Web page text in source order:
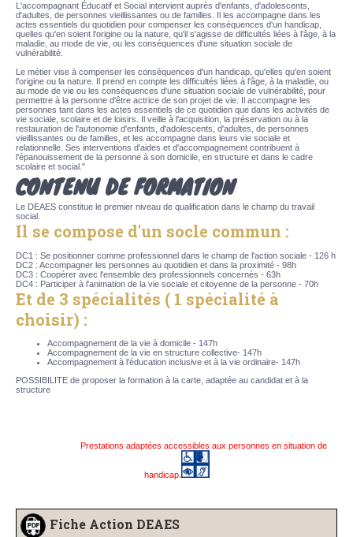
L'accompagnant Éducatif et Social intervient auprès d'enfants, d'adolescents,
d'adultes, de personnes vieillissantes ou de familles. Il les accompagne dans les
actes essentiels du quotidien pour compenser les conséquences d'un handicap,
quelles qu'en soient l'origine ou la nature, qu'il s'agisse de difficultés liées à l'âge, à la
maladie, au mode de vie, ou les conséquences d'une situation sociale de
vulnérabilité.
Le métier vise à compenser les conséquences d'un handicap, qu'elles qu'en soient
l'origine ou la nature. Il prend en compte les difficultés liées à l'âge, à la maladie, ou
au mode de vie ou les conséquences d'une situation sociale de vulnérabilité, pour
permettre à la personne d'être actrice de son projet de vie. Il accompagne les
personnes tant dans les actes essentiels de ce quotidien que dans les activités de
vie sociale, scolaire et de loisirs. Il veille à l'acquisition, la préservation ou à la
restauration de l'autonomie d'enfants, d'adolescents, d'adultes, de personnes
vieillissantes ou de familles, et les accompagne dans leurs vie sociale et
relationnelle. Ses interventions d'aides et d'accompagnement contribuent à
l'épanouissement de la personne à son domicile, en structure et dans le cadre
scolaire et social."
CONTENU DE FORMATION
Le DEAES constitue le premier niveau de qualification dans le champ du travail
social.
Il se compose d'un socle commun :
DC1 : Se positionner comme professionnel dans le champ de l'action sociale - 126 h
DC2 : Accompagner les personnes au quotidien et dans la proximité - 98h
DC3 : Coopérer avec l'ensemble des professionnels concernés - 63h
DC4 : Participer à l'animation de la vie sociale et citoyenne de la personne - 70h
Et de 3 spécialités ( 1 spécialité à
choisir) :
Accompagnement de la vie à domicile - 147h
Accompagnement de la vie en structure collective- 147h
Accompagnement à l'éducation inclusive et à la vie ordinaire- 147h
POSSIBILITE de proposer la formation à la carte, adaptée au candidat et à la
structure
Prestations adaptées accessibles aux personnes en situation de
handicap.
Fiche Action DEAES